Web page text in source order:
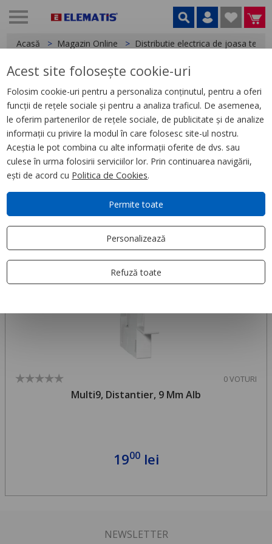
Acasă Magazin Online Distributie electrica de joasa
Dispozitive modulare Multi9,
produse
Filtrează
Aplică filtru
Ordonează după
Cele mai relevante
0 VOTURI
Multi9, Distantier, 9 Mm Alb
1900lei
NEWSLETTER
Acest site folosește cookie-uri
Folosim cookie-uri pentru a personaliza conținutul, pentru a oferi
funcții de rețele sociale și pentru a analiza traficul. De asemenea,
le oferim partenerilor de rețele sociale, de publicitate și de analize
informații cu privire la modul în care folosesc site-ul nostru.
Aceștia le pot combina cu alte informații oferite de dvs. sau
culese în urma folosirii serviciilor lor. Prin continuarea navigării,
ești de acord cu Politica de Cookies.
Permite toate
Personalizează
Refuză toate